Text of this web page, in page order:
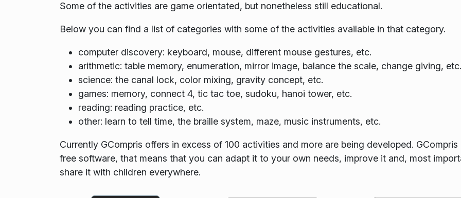
Some of the activities are game orientated, but nonetheless still educational.
Below you can find a list of categories with some of the activities available in that category.
computer discovery: keyboard, mouse, different mouse gestures, etc.
arithmetic: table memory, enumeration, mirror image, balance the scale, change giving, etc.
science: the canal lock, color mixing, gravity concept, etc.
games: memory, connect 4, tic tac toe, sudoku, hanoi tower, etc.
reading: reading practice, etc.
other: learn to tell time, the braille system, maze, music instruments, etc.
Currently GCompris offers in excess of 100 activities and more are being developed. GCompris
free software, that means that you can adapt it to your own needs, improve it and, most
share it with children everywhere.